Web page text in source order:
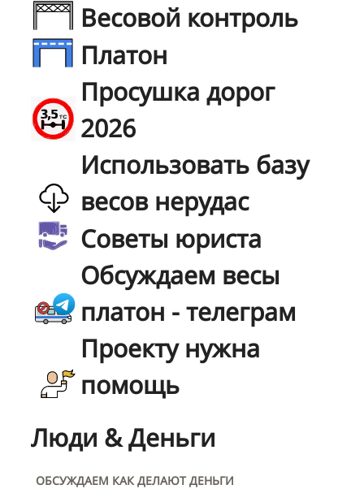
Весовой контроль
Платон
Просушка дорог
2026
Использовать базу
весов нерудас
Советы юриста
Обсуждаем весы
платон - телеграм
Проекту нужна
помощь
Люди & Деньги
ОБСУЖДАЕМ КАК ДЕЛАЮТ ДЕНЬГИ